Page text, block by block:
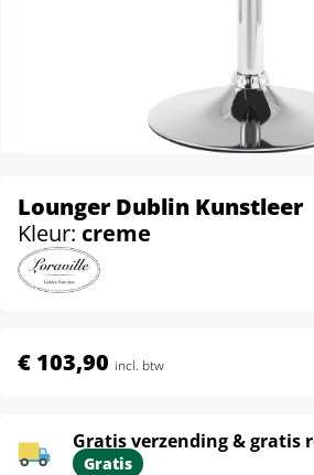
Lounger Dublin Kunstleer
Kleur: creme
€ 103,90 incl. btw
Gratis verzending & gratis
Gratis